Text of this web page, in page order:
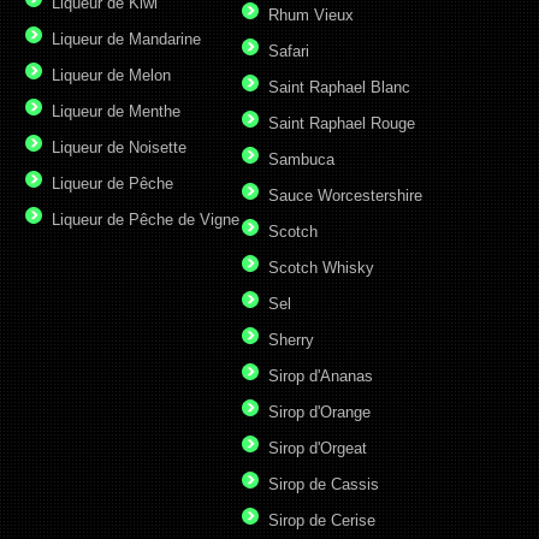
Liqueur de Mandarine
Liqueur de Melon
Liqueur de Menthe
Liqueur de Noisette
Liqueur de Pêche
Liqueur de Pêche de Vigne
Rhum Vieux
Safari
Saint Raphael Blanc
Saint Raphael Rouge
Sambuca
Sauce Worcestershire
Scotch
Scotch Whisky
Sel
Sherry
Sirop d'Ananas
Sirop d'Orange
Sirop d'Orgeat
Sirop de Cassis
Sirop de Cerise